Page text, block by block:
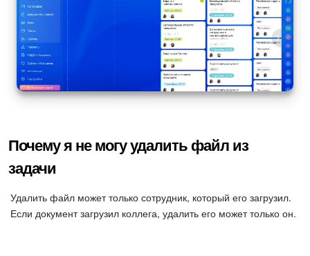
Почему я не могу удалить файл из
задачи
Удалить файл может только сотрудник, который его загрузил.
Если документ загрузил коллега, удалить его может только он.